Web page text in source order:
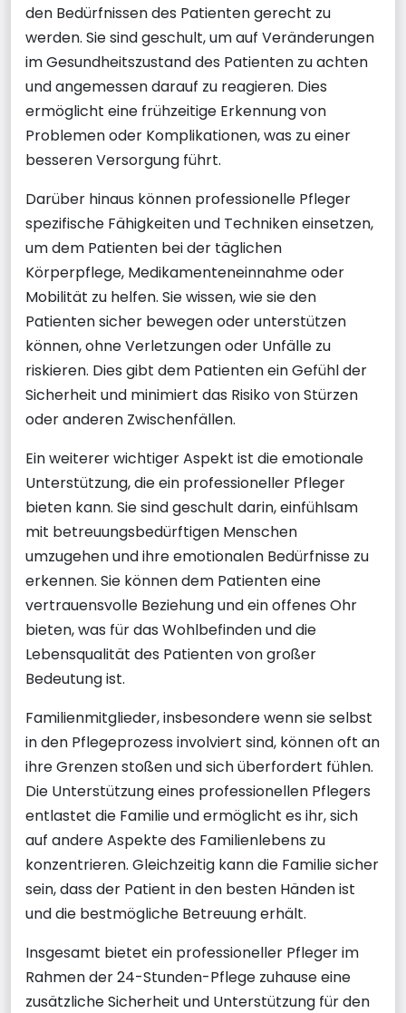
den Bedürfnissen des Patienten gerecht zu
werden. Sie sind geschult, um auf Veränderungen
im Gesundheitszustand des Patienten zu achten
und angemessen darauf zu reagieren. Dies
ermöglicht eine frühzeitige Erkennung von
Problemen oder Komplikationen, was zu einer
besseren Versorgung führt.
Darüber hinaus können professionelle Pfleger
spezifische Fähigkeiten und Techniken einsetzen,
um dem Patienten bei der täglichen
Körperpflege, Medikamenteneinnahme oder
Mobilität zu helfen. Sie wissen, wie sie den
Patienten sicher bewegen oder unterstützen
können, ohne Verletzungen oder Unfälle zu
riskieren. Dies gibt dem Patienten ein Gefühl der
Sicherheit und minimiert das Risiko von Stürzen
oder anderen Zwischenfällen.
Ein weiterer wichtiger Aspekt ist die emotionale
Unterstützung, die ein professioneller Pfleger
bieten kann. Sie sind geschult darin, einfühlsam
mit betreuungsbedürftigen Menschen
umzugehen und ihre emotionalen Bedürfnisse zu
erkennen. Sie können dem Patienten eine
vertrauensvolle Beziehung und ein offenes Ohr
bieten, was für das Wohlbefinden und die
Lebensqualität des Patienten von großer
Bedeutung ist.
Familienmitglieder, insbesondere wenn sie selbst
in den Pflegeprozess involviert sind, können oft an
ihre Grenzen stoßen und sich überfordert fühlen.
Die Unterstützung eines professionellen Pflegers
entlastet die Familie und ermöglicht es ihr, sich
auf andere Aspekte des Familienlebens zu
konzentrieren. Gleichzeitig kann die Familie sicher
sein, dass der Patient in den besten Händen ist
und die bestmögliche Betreuung erhält.
Insgesamt bietet ein professioneller Pfleger im
Rahmen der 24-Stunden-Pflege zuhause eine
zusätzliche Sicherheit und Unterstützung für den